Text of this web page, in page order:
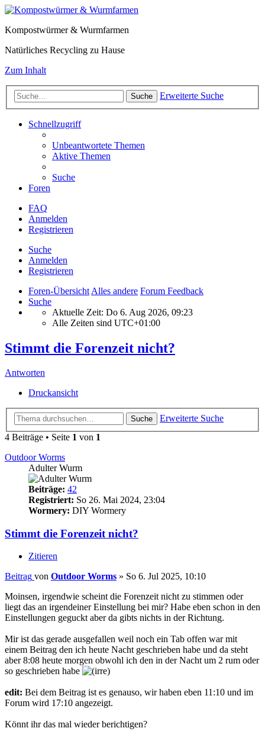
Kompostwürmer & Wurmfarmen
Natürliches Recycling zu Hause
Zum Inhalt
Suche Erweiterte Suche
Schnellzugriff
Unbeantwortete Themen
Aktive Themen
Suche
Foren
FAQ
Anmelden
Registrieren
Suche
Anmelden
Registrieren
Foren-Übersicht Alles andere Forum Feedback
Suche
Aktuelle Zeit: Do 6. Aug 2026, 09:23
Alle Zeiten sind UTC+01:00
Stimmt die Forenzeit nicht?
Antworten
Druckansicht
Suche
Erweiterte Suche
4 Beiträge • Seite 1 von 1
Outdoor Worms
Adulter Wurm
Beiträge: 42
Registriert: So 26. Mai 2024, 23:04
Wormery: DIY Wormery
Stimmt die Forenzeit nicht?
Zitieren
Beitrag von Outdoor Worms » So 6. Jul 2025, 10:10
Moinsen, irgendwie scheint die Forenzeit nicht zu stimmen oder
liegt das an irgendeiner Einstellung bei mir? Habe eben schon in den
Einstellungen geguckt aber da gibts nichts in der Richtung.
Mir ist das gerade ausgefallen weil noch ein Tab offen war mit
einem Beitrag den ich heute Nacht geschrieben habe und da steht
aber 8:08 heute morgen obwohl ich den in der Nacht um 2 rum oder
so geschrieben habe
edit: Bei dem Beitrag ist es genauso, wir haben eben 11:10 und im
Forum wird 17:10 angezeigt.
Könnt ihr das mal wieder berichtigen?